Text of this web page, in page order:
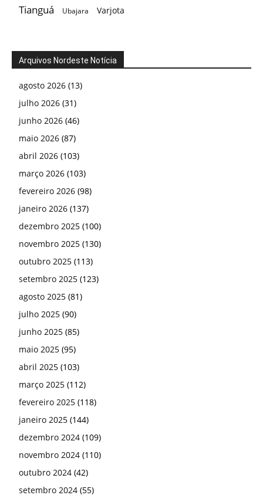
Tianguá Ubajara Varjota
Arquivos Nordeste Notícia
agosto 2026 (13)
julho 2026 (31)
junho 2026 (46)
maio 2026 (87)
abril 2026 (103)
março 2026 (103)
fevereiro 2026 (98)
janeiro 2026 (137)
dezembro 2025 (100)
novembro 2025 (130)
outubro 2025 (113)
setembro 2025 (123)
agosto 2025 (81)
julho 2025 (90)
junho 2025 (85)
maio 2025 (95)
abril 2025 (103)
março 2025 (112)
fevereiro 2025 (118)
janeiro 2025 (144)
dezembro 2024 (109)
novembro 2024 (110)
outubro 2024 (42)
setembro 2024 (55)